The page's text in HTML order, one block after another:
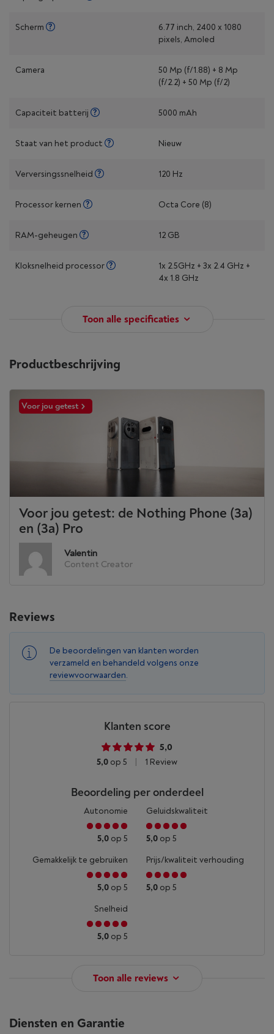
Scherm
6.77 inch, 2400 x 1080
pixels, Amoled
Camera
50 Mp (f/1.88) + 8 Mp
(f/2.2) + 50 Mp (f/2)
Capaciteit batterij 5000 mAh
Staat van het product Nieuw
Verversingssnelheid 120 Hz
Processor kernen Octa Core (8)
RAM-geheugen 12 GB
Kloksnelheid processor
1x 2.5GHz + 3x 2.4 GHz +
4x 1.8 GHz
Toon alle specificaties
Productbeschrijving
Voor jou getest
Voor jou getest: de Nothing Phone (3a)
en (3a) Pro
Valentin
Content Creator
Reviews
De beoordelingen van klanten worden
verzameld en behandeld volgens onze
reviewvoorwaarden.
Klanten score
5,0
5,0 op 5 1 Review
Beoordeling per onderdeel
Autonomie
5,0 op 5
Geluidskwaliteit
5,0 op 5
Gemakkelijk te gebruiken
5,0 op 5
Prijs/kwaliteit verhouding
5,0 op 5
Snelheid
5,0 op 5
Toon alle reviews
Diensten en Garantie